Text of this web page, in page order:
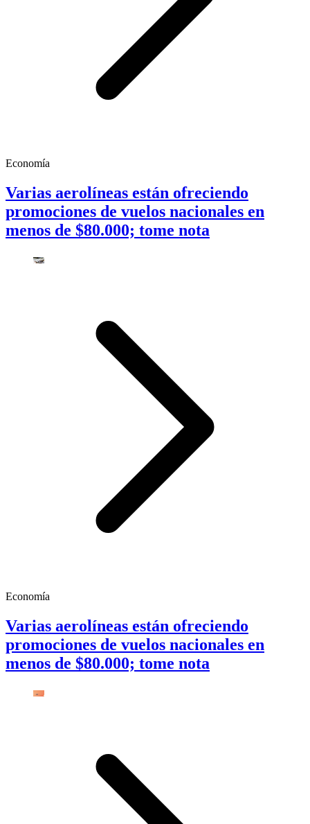
Economía
Varias aerolíneas están ofreciendo
promociones de vuelos nacionales en
menos de $80.000; tome nota
Economía
Varias aerolíneas están ofreciendo
promociones de vuelos nacionales en
menos de $80.000; tome nota